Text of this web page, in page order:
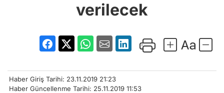
verilecek
Haber Giriş Tarihi: 23.11.2019 21:23
Haber Güncellenme Tarihi: 25.11.2019 11:53